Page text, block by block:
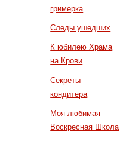
гримерка
Следы ушедших
К юбилею Храма
на Крови
Секреты
кондитера
Моя любимая
Воскресная Школа